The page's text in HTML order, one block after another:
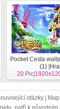
Pocket Cesta
(1) [Hra]
20 Pic|
otázky |
patří k